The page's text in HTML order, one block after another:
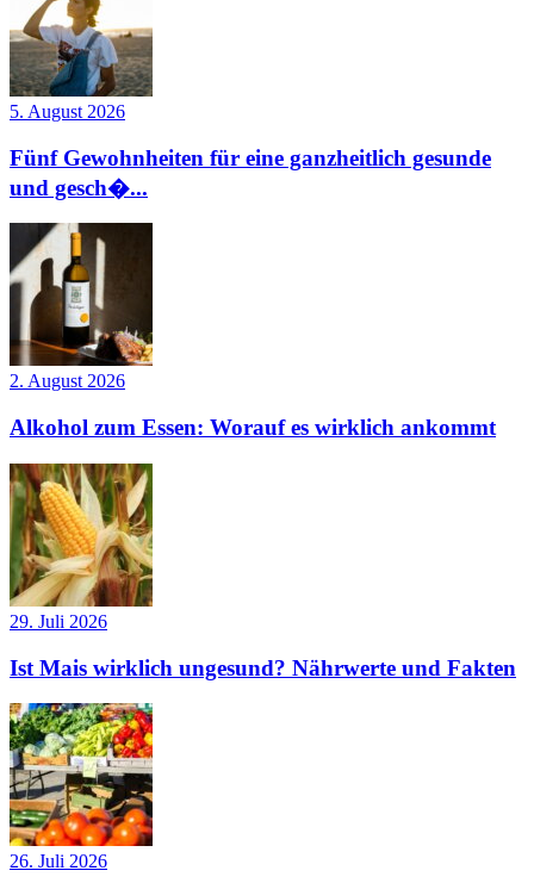
5. August 2026
Fünf Gewohnheiten für eine ganzheitlich gesunde
und gesch�...
2. August 2026
Alkohol zum Essen: Worauf es wirklich ankommt
29. Juli 2026
Ist Mais wirklich ungesund? Nährwerte und Fakten
26. Juli 2026